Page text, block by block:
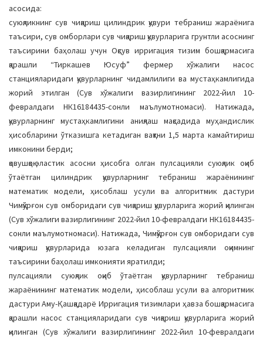
асосида:
суюқликнинг сув чиқариш цилиндрик қувури тебраниш жараёнига
таъсири, сув омборлари сув чиқариш қувурларига грунтли асоснинг
таъсирини баҳолаш учун Оқсув ирригация тизим бошқармасига
қарашли “Тиркашев Юсуф” фермер хўжалиги насос
станцияларидаги қувурларнинг чидамлилиги ва мустаҳкамлигида
жорий этилган (Сув хўжалиги вазирлигининг 2022-йил 10-
февралдаги НК16184435-сонли маълумотномаси). Натижада,
қувурларнинг мустаҳкамлигини аниқлаш мақсадида муҳандислик
ҳисобларини ўтказишга кетадиган вақтни 1,5 марта камайтириш
имконини берди;
қовушқоқ-эластик асосни ҳисобга олган пулсацияли суюқлик оқиб
ўтаётган цилиндрик қувурларнинг тебраниш жараёнининг
математик модели, ҳисоблаш усули ва алгоритмик дастури
Чимқўрғон сув омборидаги сув чиқариш қувурларига жорий қилинган
(Сув хўжалиги вазирлигининг 2022-йил 10-февралдаги НК16184435-
сонли маълумотномаси). Натижада, Чимқўрғон сув омборидаги сув
чиқариш қувурларида юзага келадиган пулсацияли оқимнинг
таъсирини баҳолаш имконияти яратилди;
пулсацияли суюқлик оқиб ўтаётган қувурларнинг тебраниш
жараёнининг математик модели, ҳисоблаш усули ва алгоритмик
дастури Аму-Қашқадарё Ирригация тизимлари ҳавза бошқармасига
қарашли насос станцияларидаги сув чиқариш қувурларига жорий
қилинган (Сув хўжалиги вазирлигининг 2022-йил 10-февралдаги